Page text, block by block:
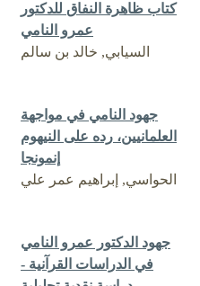
كتاب ظاهرة النفاق للدكتور
عمرو النامي
السيابي, خالد بن سالم
جهود النامي في مواجهة
العلمانيين، رده على النيهوم
إنمونجا
الحواسي, إبراهيم عمر علي
جهود الدكتور عمرو النامي
في الدراسات القرآنية -